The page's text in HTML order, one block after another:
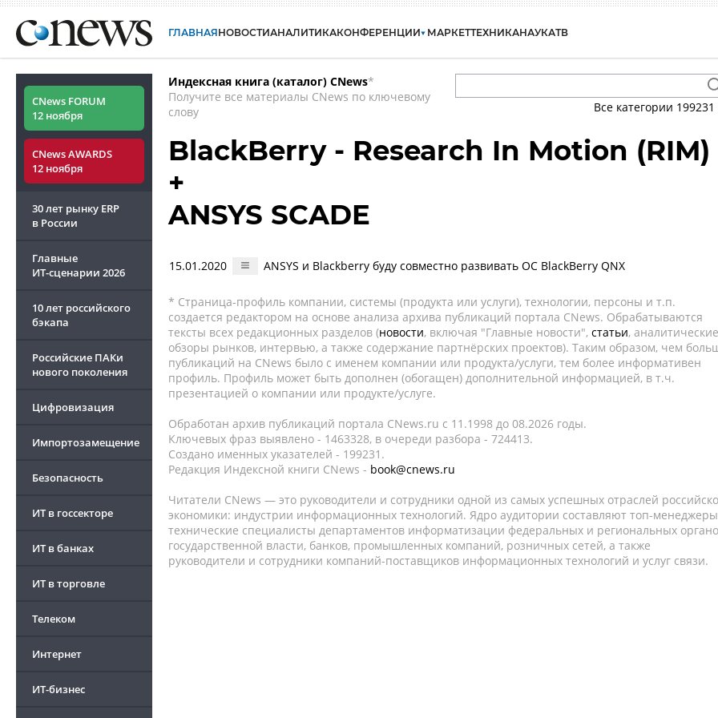
ГЛАВНАЯНОВОСТИАНАЛИТИКАКОНФЕРЕНЦИИ МАРКЕТТЕХНИКАНАУКАТВ
CNews FORUM
12 ноября
CNews AWARDS
12 ноября
30 лет рынку ERP
в России
Главные
ИТ-сценарии 2026
10 лет российского
бэкапа
Российские ПАКи
нового поколения
Цифровизация
Импортозамещение
Безопасность
ИТ в госсекторе
ИТ в банках
ИТ в торговле
Телеком
Интернет
ИТ-бизнес
Индексная книга (каталог) CNews*
Получите все материалы CNews по ключевому
слову
Все категории 199231
BlackBerry - Research In Motion (RIM)
+
ANSYS SCADE
15.01.2020 ANSYS и Blackberry буду совместно развивать ОС BlackBerry QNX
* Страница-профиль компании, системы (продукта или услуги), технологии, персоны и т.п.
создается редактором на основе анализа архива публикаций портала CNews. Обрабатываются
тексты всех редакционных разделов (новости, включая "Главные новости", статьи, аналитические
обзоры рынков, интервью, а также содержание партнёрских проектов). Таким образом, чем
публикаций на CNews было с именем компании или продукта/услуги, тем более информативен
профиль. Профиль может быть дополнен (обогащен) дополнительной информацией, в т.ч.
презентацией о компании или продукте/услуге.
Обработан архив публикаций портала CNews.ru c 11.1998 до 08.2026 годы.
Ключевых фраз выявлено - 1463328, в очереди разбора - 724413.
Создано именных указателей - 199231.
Редакция Индексной книги CNews - book@cnews.ru
Читатели CNews — это руководители и сотрудники одной из самых успешных отраслей
экономики: индустрии информационных технологий. Ядро аудитории составляют топ-
технические специалисты департаментов информатизации федеральных и региональных
государственной власти, банков, промышленных компаний, розничных сетей, а также
руководители и сотрудники компаний-поставщиков информационных технологий и услуг связи.